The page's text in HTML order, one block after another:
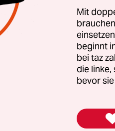
und
Wenn man sich die
Arbeitsplätze in
wäre also:
Gerade in den
immer stärker. Die
Mit
beginnt
bei taz
die
bevor